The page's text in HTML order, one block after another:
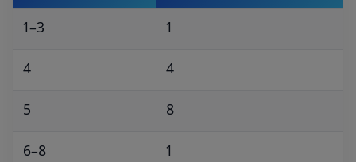
1–3 1
4 4
5 8
6–8 1